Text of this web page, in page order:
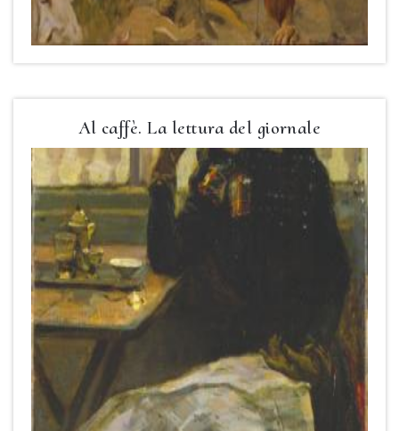
Al caffè. La lettura del giornale